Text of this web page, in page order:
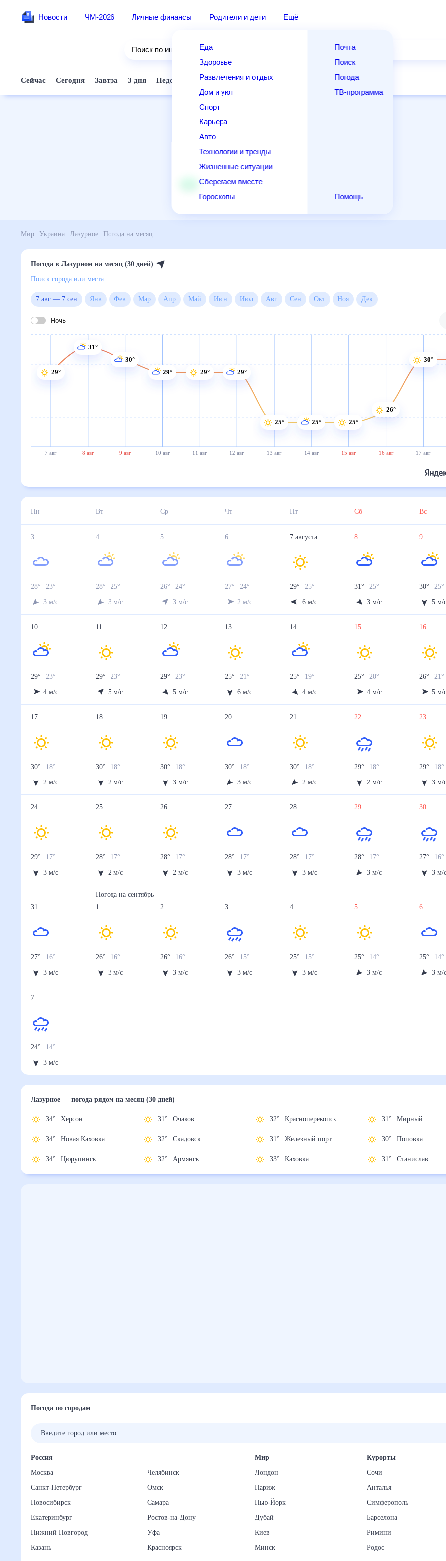
Новости ЧМ-2026 Личные финансы Родители и дети Ещё
Еда
Здоровье
Развлечения и отдых
Дом и уют
Спорт
Карьера
Авто
Технологии и тренды
Жизненные ситуации
Сберегаем вместе
Гороскопы
Почта
Поиск
Погода
ТВ-программа
Помощь
Поиск по интернету
Сейчас Сегодня Завтра 3 дня Неделя 10 дней 14 дней Выходные
Мир Украина Лазурное Погода на месяц
Погода в Лазурном на месяц (30 дней)
Поиск города или места
7 авг—7 сен Янв Фев Мар Апр Май Июн Июл Авг Сен Окт Ноя
Ночь
7 авг 8 авг 9 авг 10 авг 11 авг 12 авг 13 авг 14 авг 15 авг 16 авг 17 авг
29°
31°
30°
29°
29° 29°
25° 25° 25°
26°
30°
Пн Вт Ср Чт Пт Сб Вс
3
28° 23
3 м/с
4
28° 25
3 м/с
5
26° 24
3 м/с
6
27° 24
2 м/с
7 августа
29° 25
6 м/с
8
31° 25°
3 м/с
9
30° 25
5 м/
10
29° 23
4 м/с
11
29° 23
5 м/с
12
29° 23
5 м/с
13
25° 21°
6 м/с
14
25° 19°
4 м/с
15
25° 20
4 м/с
16
26° 21°
5 м/
17
30° 18°
2 м/с
18
30° 18°
2 м/с
19
30° 18°
3 м/с
20
30° 18°
3 м/с
21
30° 18°
2 м/с
22
29° 18°
2 м/с
23
29° 18°
3 м/
24
29° 17°
3 м/с
25
28° 17°
2 м/с
26
28° 17°
2 м/с
27
28° 17°
3 м/с
28
28° 17°
3 м/с
29
28° 17°
3 м/с
30
27° 16°
3 м/
31
27° 16°
3 м/с
Погода насентябрь
1
26° 16°
3 м/с
2
26° 16°
3 м/с
3
26° 15°
3 м/с
4
25° 15°
3 м/с
5
25° 14°
3 м/с
6
25° 14°
3 м/
7
24° 14°
3 м/с
Лазурное— погода рядомна месяц (30 дней)
34° Херсон
34° Новая Каховка
34° Цюрупинск
31° Очаков
32° Скадовск
32° Армянск
32° Красноперекопск
31° Железный порт
33° Каховка
31° Мирный
30° Поповка
31° Станислав
Погода по городам
Россия
Москва
Санкт-Петербург
Новосибирск
Екатеринбург
Нижний Новгород
Казань
Челябинск
Омск
Самара
Ростов-на-Дону
Уфа
Красноярск
Мир
Лондон
Париж
Нью-Йорк
Дубай
Киев
Минск
Курорты
Сочи
Анталья
Симферополь
Барселона
Римини
Родос